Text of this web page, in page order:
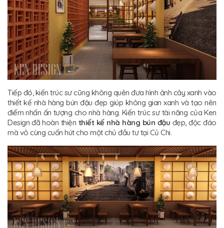
Tiếp đó, kiến trúc sư cũng không quên đưa hình ảnh cây xanh vào
thiết kế nhà hàng bún đậu đẹp giúp không gian xanh và tạo nên
điểm nhấn ấn tượng cho nhà hàng. Kiến trúc sư tài năng của Ken
Design đã hoàn thiện thiết kế nhà hàng bún đậu đẹp, độc đáo
mà vô cùng cuốn hút cho một chủ đầu tư tại Củ Chi.